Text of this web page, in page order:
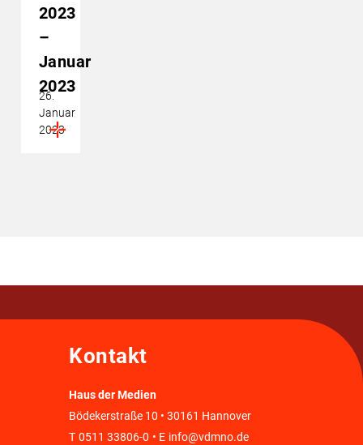
2023
–
Januar
2023
26.
Januar
2023
Kontakt
Haus der Medien
Bödekerstraße 10 • 30161 Hannover
T 0511 33806-0 • E info@vdmno.de